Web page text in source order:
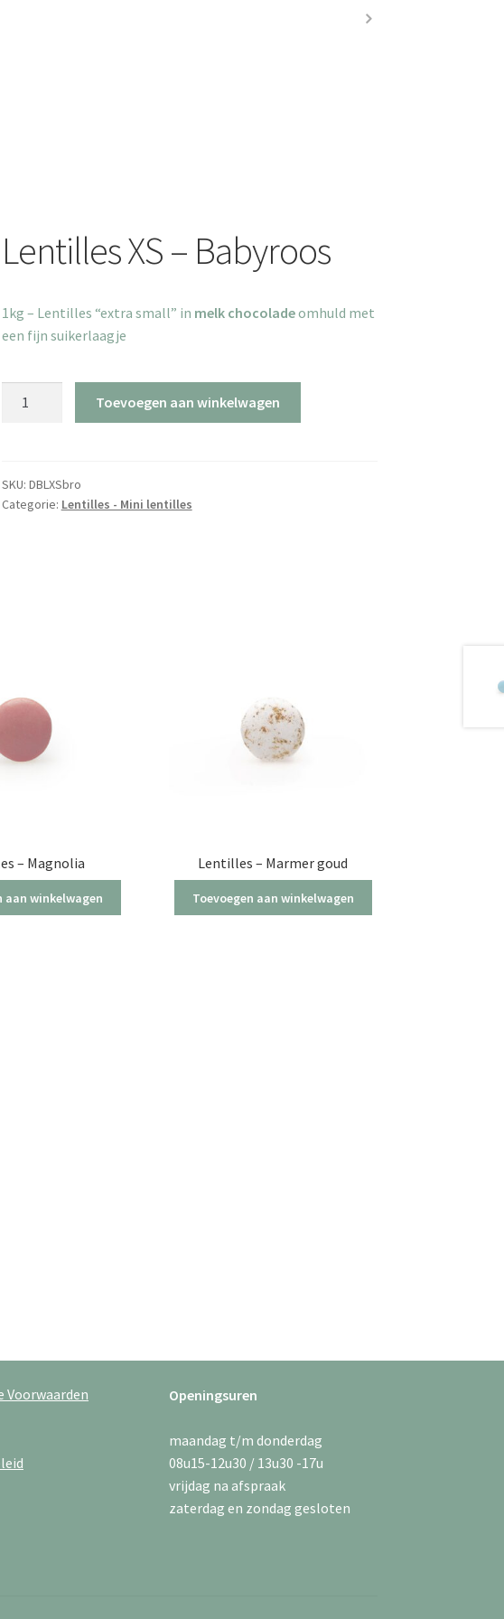
Lentilles XS – Babyroos
1kg – Lentilles “extra small” in melk chocoladeomhuld met
een fijn suikerlaagje
aantal
Toevoegen aan winkelwagen
SKU: DBLXSbro
Categorie: Lentilles - Mini lentilles
– Magnolia
aan winkelwagen
Lentilles – Marmer goud
Toevoegen aan winkelwagen
Voorwaarden
Openingsuren
maandag t/m donderdag
08u15-12u30 / 13u30 -17u
vrijdag na afspraak
zaterdag en zondag gesloten